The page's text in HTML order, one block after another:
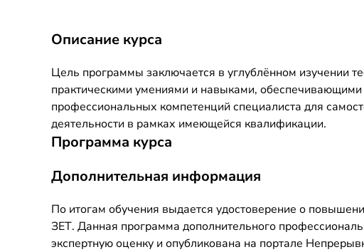
Описание курса
Цель программы заключается в углублённом изучении
практическими умениями и навыками,
профессиональных компетенций специалиста для
деятельности в рамках имеющейся квалификации.
Программа курса
Дополнительная информация
По итогам обучения выдается удостоверение о
ЗЕТ. Данная программа дополнительного
экспертную оценку и опубликована на портале